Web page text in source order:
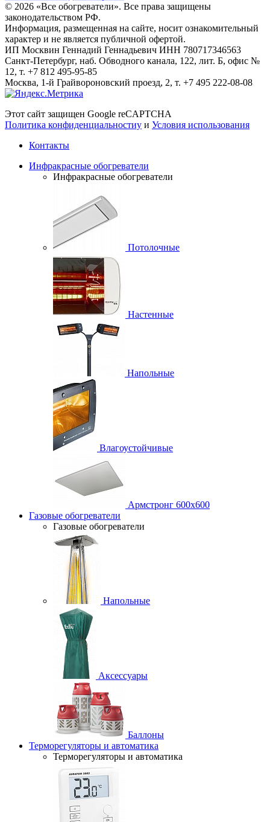
© 2026 «Все обогреватели». Все права защищены
законодательством РФ.
Информация, размещенная на сайте, носит ознакомительный
характер и не является публичной офертой.
ИП Москвин Геннадий Геннадьевич ИНН 780717346563
Санкт-Петербург, наб. Обводного канала, 122, лит. Б, офис №
12, т. +7 812 495-95-85
Москва, 1-й Грайвороновский проезд, 2, т. +7 495 222-08-08
Этот сайт защищен Google reCAPTCHA
Политика конфиденциальностиy и Условия использования
Контакты
Инфракрасные обогреватели
Инфракрасные обогреватели
Потолочные
Настенные
Напольные
Влагоустойчивые
Армстронг 600х600
Газовые обогреватели
Газовые обогреватели
Напольные
Аксессуары
Баллоны
Терморегуляторы и автоматика
Терморегуляторы и автоматика